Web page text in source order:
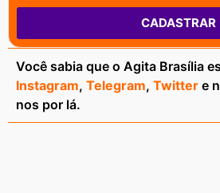
CADASTRAR
Você sabia que o Agita Brasília
Instagram, Telegram, Twitter e
nos por lá.